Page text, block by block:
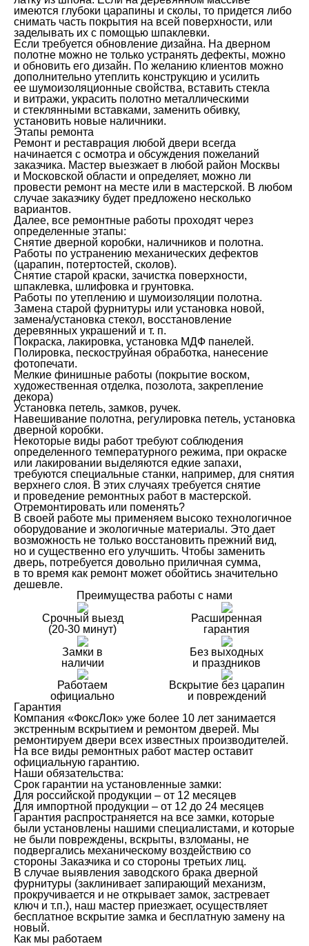
имеются глубоки царапины и сколы, то придется либо
снимать часть покрытия на всей поверхности, или
заделывать их с помощью шпаклевки.
Если требуется обновление дизайна. На дверном
полотне можно не только устранять дефекты, можно
и обновить его дизайн. По желанию клиентов можно
дополнительно утеплить конструкцию и усилить
ее шумоизоляционные свойства, вставить стекла
и витражи, украсить полотно металлическими
и стеклянными вставками, заменить обивку,
установить новые наличники.
Этапы ремонта
Ремонт и реставрация любой двери всегда
начинается с осмотра и обсуждения пожеланий
заказчика. Мастер выезжает в любой район Москвы
и Московской области и определяет, можно ли
провести ремонт на месте или в мастерской. В любом
случае заказчику будет предложено несколько
вариантов.
Далее, все ремонтные работы проходят через
определенные этапы:
Снятие дверной коробки, наличников и полотна.
Работы по устранению механических дефектов
(царапин, потертостей, сколов).
Снятие старой краски, зачистка поверхности,
шпаклевка, шлифовка и грунтовка.
Работы по утеплению и шумоизоляции полотна.
Замена старой фурнитуры или установка новой,
замена/установка стекол, восстановление
деревянных украшений и т. п.
Покраска, лакировка, установка МДФ панелей.
Полировка, пескоструйная обработка, нанесение
фотопечати.
Мелкие финишные работы (покрытие воском,
художественная отделка, позолота, закрепление
декора)
Установка петель, замков, ручек.
Навешивание полотна, регулировка петель, установка
дверной коробки.
Некоторые виды работ требуют соблюдения
определенного температурного режима, при окраске
или лакировании выделяются едкие запахи,
требуются специальные станки, например, для снятия
верхнего слоя. В этих случаях требуется снятие
и проведение ремонтных работ в мастерской.
Отремонтировать или поменять?
В своей работе мы применяем высоко технологичное
оборудование и экологичные материалы. Это дает
возможность не только восстановить прежний вид,
но и существенно его улучшить. Чтобы заменить
дверь, потребуется довольно приличная сумма,
в то время как ремонт может обойтись значительно
дешевле.
Преимущества работы с нами
Срочный выезд
(20-30 минут)
Расширенная
гарантия
Замки в
наличии
Без выходных
и праздников
Работаем
официально
Вскрытие без царапин
и повреждений
Гарантия
Компания «ФоксЛок» уже более 10 лет занимается
экстренным вскрытием и ремонтом дверей. Мы
ремонтируем двери всех известных производителей.
На все виды ремонтных работ мастер оставит
официальную гарантию.
Наши обязательства:
Срок гарантии на установленные замки:
Для российской продукции – от 12 месяцев
Для импортной продукции – от 12 до 24 месяцев
Гарантия распространяется на все замки, которые
были установлены нашими специалистами, и которые
не были повреждены, вскрыты, взломаны, не
подвергались механическому воздействию со
стороны Заказчика и со стороны третьих лиц.
В случае выявления заводского брака дверной
фурнитуры (заклинивает запирающий механизм,
прокручивается и не открывает замок, застревает
ключ и т.п.), наш мастер приезжает, осуществляет
бесплатное вскрытие замка и бесплатную замену на
новый.
Как мы работаем